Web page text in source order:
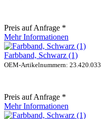
Preis auf Anfrage *
Mehr Informationen
Farbband, Schwarz (1)
OEM-Artikelnummern: 23.420.033
Preis auf Anfrage *
Mehr Informationen